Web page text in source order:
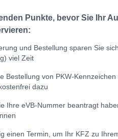
Punkte, bevor Sie Ihr
und Bestellung sparen Sie
viel Zeit
Bestellung von PKW-
dazu
Ihre eVB-Nummer beantragt
einen Termin, um Ihr KFZ zu